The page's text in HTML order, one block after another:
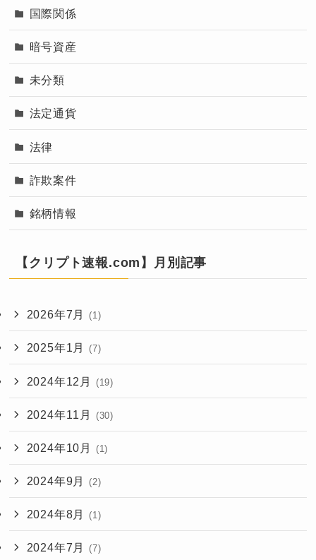
国際関係
暗号資産
未分類
法定通貨
法律
詐欺案件
銘柄情報
【クリプト速報.com】月別記事
2026年7月 (1)
2025年1月 (7)
2024年12月 (19)
2024年11月 (30)
2024年10月 (1)
2024年9月 (2)
2024年8月 (1)
2024年7月 (7)